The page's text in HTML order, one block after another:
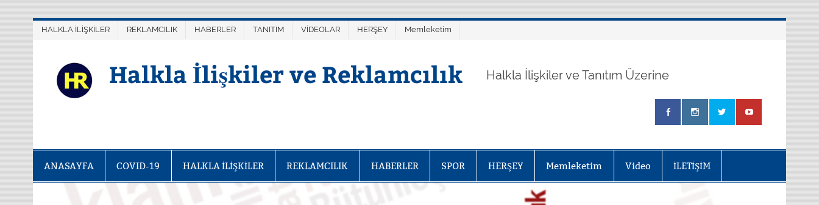
HALKLA İLİŞKİLER REKLAMCILIK HABERLER TANITIM VİDEOLAR HERŞEY Memleketim
Halkla İlişkiler ve Reklamcılık Halkla İlişkiler ve Tanıtım Üzerine
ANASAYFA COVID-19 HALKLA İLİŞKİLER REKLAMCILIK HABERLER SPOR HERŞEY Memleketim Video İLETİŞİM
gezinmesi